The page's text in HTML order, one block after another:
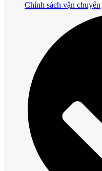
Chính sách vận chuyển